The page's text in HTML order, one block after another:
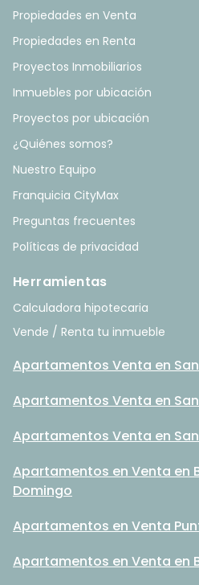
Propiedades en Venta
Propiedades en Renta
Proyectos Inmobiliarios
Inmuebles por ubicación
Proyectos por ubicación
¿Quiénes somos?
Nuestro Equipo
Franquicia CityMax
Preguntas frecuentes
Políticas de privacidad
Herramientas
Calculadora hipotecaria
Vende / Renta tu inmueble
Apartamentos Venta en
Apartamentos Venta en
Apartamentos Venta en
Apartamentos en Venta en
Domingo
Apartamentos en Venta
Apartamentos en Venta en